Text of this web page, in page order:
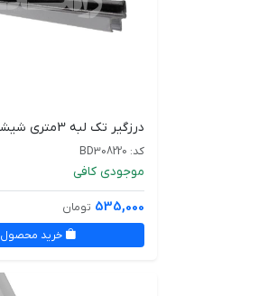
درزگیر تک لبه 3متری شیشه بالکن
کد: BD308220
موجودی کافی
535,000 تومان
خرید محصول